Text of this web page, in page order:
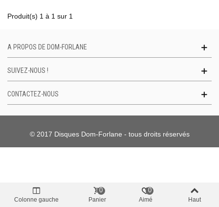
Produit(s) 1 à 1 sur 1
A PROPOS DE DOM-FORLANE
SUIVEZ-NOUS !
CONTACTEZ-NOUS
© 2017 Disques Dom-Forlane - tous droits réservés
Colonne gauche Panier
0
Aimé
0
Haut